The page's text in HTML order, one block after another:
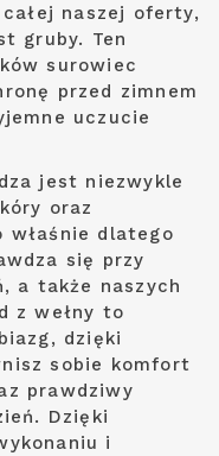
naszej oferty,
gruby. Ten
surowiec
przed zimnem
uczucie
jest niezwykle
oraz
właśnie dlatego
się przy
a także naszych
z wełny to
dzięki
sobie komfort
prawdziwy
Dzięki
i